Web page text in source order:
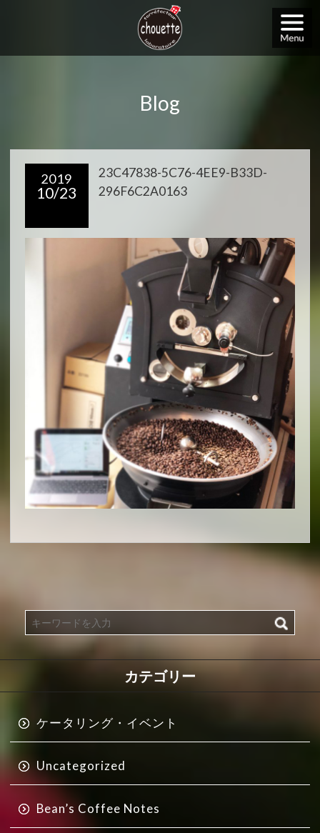
Blog
2019
10/23
23C47838-5C76-4EE9-B33D-
296F6C2A0163
カテゴリー
ケータリング・イベント
Uncategorized
Bean’s Coffee Notes